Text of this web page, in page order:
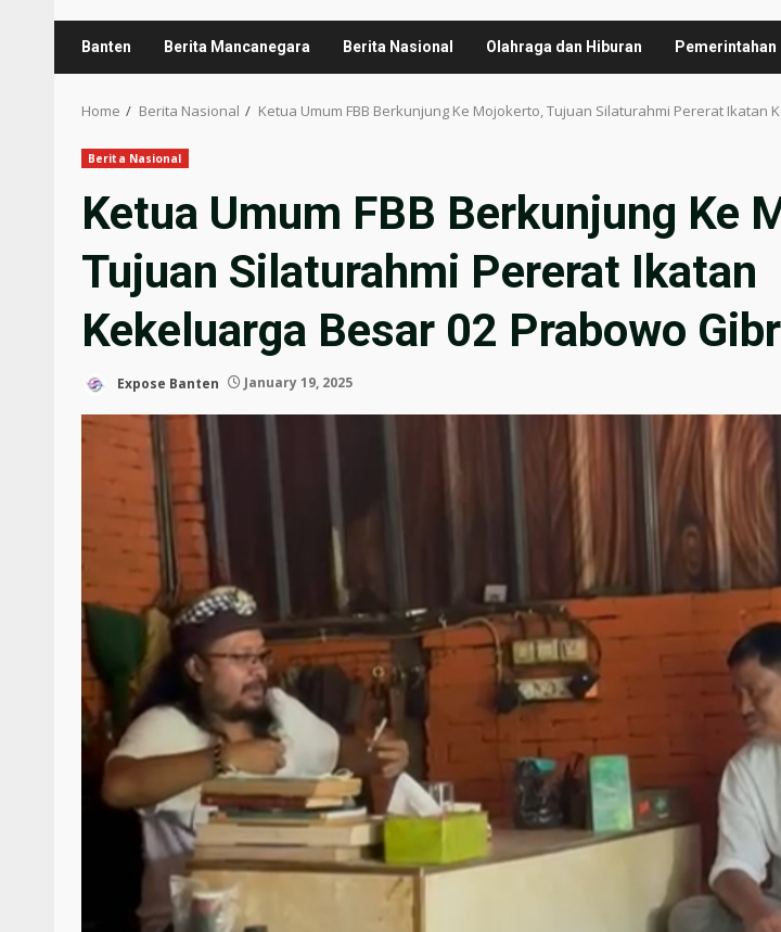
Banten Berita Mancanegara Berita Nasional Olahraga dan Hiburan Pemerintahan
Home Berita Nasional Ketua Umum FBB Berkunjung Ke Mojokerto, Tujuan Silaturahmi Pererat Ikatan
Berita Nasional
Ketua Umum FBB Berkunjung Ke
Tujuan Silaturahmi Pererat Ikatan
Kekeluarga Besar 02 Prabowo
Expose Banten January 19, 2025